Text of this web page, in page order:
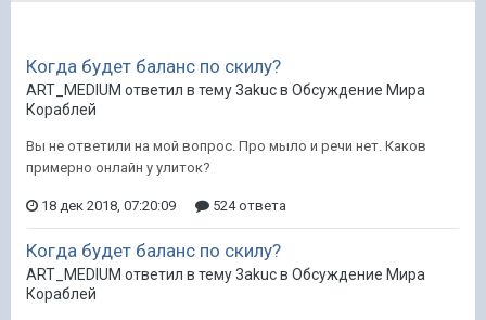
Когда будет баланс по скилу?
ART_MEDIUM ответил в тему 3akuc в Обсуждение Мира
Кораблей
Вы не ответили на мой вопрос. Про мыло и речи нет. Каков
примерно онлайн у улиток?
18 дек 2018, 07:20:09 524 ответа
Когда будет баланс по скилу?
ART_MEDIUM ответил в тему 3akuc в Обсуждение Мира
Кораблей